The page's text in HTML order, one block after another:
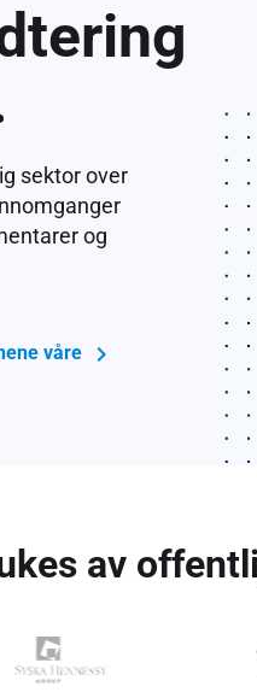
sektor over
og
våre
av